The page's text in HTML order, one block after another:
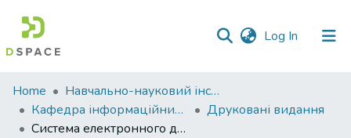
Log In (current)
Communities
&
Collections
Home
Навчально-науковий інститут економіки, управління, права та інформаційних технологій
Кафедра інформаційних систем та технологій
Друковані видання
Система електронного документообігу в органах державної влади